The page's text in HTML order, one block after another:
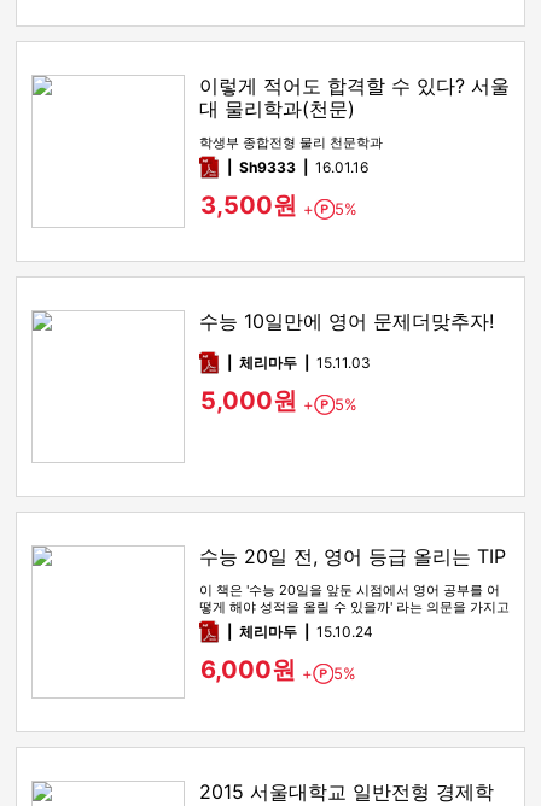
이렇게 적어도 합격할 수 있다? 서울
대 물리학과(천문)
학생부 종합전형 물리 천문학과
pdfSh9333 16.01.16
3,500원 + Point
5%
수능 10일만에 영어 문제더맞추자!
pdf체리마두 15.11.03
5,000원 + Point
5%
수능 20일 전, 영어 등급 올리는 TIP
이 책은 '수능 20일을 앞둔 시점에서 영어 공부를 어
떻게 해야 성적을 올릴 수 있을까' 라는 의문을 가지고
있는 학생들을 …
pdf체리마두 15.10.24
6,000원 + Point
5%
2015 서울대학교 일반전형 경제학